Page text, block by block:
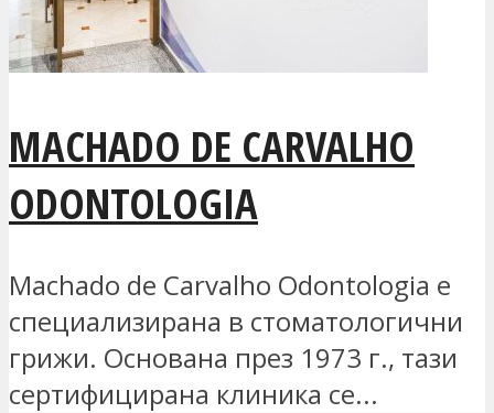
MACHADO DE CARVALHO
ODONTOLOGIA
Machado de Carvalho Odontologia е
специализирана в стоматологични
грижи. Основана през 1973 г., тази
сертифицирана клиника се...